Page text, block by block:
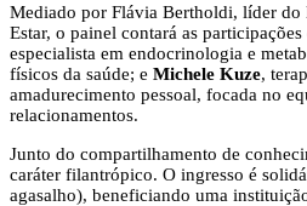
Mediado por Flávia Bertholdi, líder do
Estar, o painel contará as participações
especialista em endocrinologia e
físicos da saúde; e Michele Kuze,
amadurecimento pessoal, focada no
relacionamentos.
Junto do compartilhamento de
caráter filantrópico. O ingresso é
agasalho), beneficiando uma